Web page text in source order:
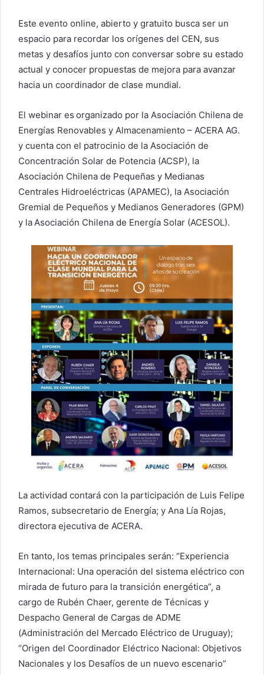
Este evento online, abierto y gratuito busca ser un
espacio para recordar los orígenes del CEN, sus
metas y desafíos junto con conversar sobre su estado
actual y conocer propuestas de mejora para avanzar
hacia un coordinador de clase mundial.
El webinar es organizado por la Asociación Chilena de
Energías Renovables y Almacenamiento – ACERA AG.
y cuenta con el patrocinio de la Asociación de
Concentración Solar de Potencia (ACSP), la
Asociación Chilena de Pequeñas y Medianas
Centrales Hidroeléctricas (APAMEC), la Asociación
Gremial de Pequeños y Medianos Generadores (GPM)
y la Asociación Chilena de Energía Solar (ACESOL).
La actividad contará con la participación de Luis Felipe
Ramos, subsecretario de Energía; y Ana Lía Rojas,
directora ejecutiva de ACERA.
En tanto, los temas principales serán: “Experiencia
Internacional: Una operación del sistema eléctrico con
mirada de futuro para la transición energética”, a
cargo de Rubén Chaer, gerente de Técnicas y
Despacho General de Cargas de ADME
(Administración del Mercado Eléctrico de Uruguay);
“Origen del Coordinador Eléctrico Nacional: Objetivos
Nacionales y los Desafíos de un nuevo escenario”